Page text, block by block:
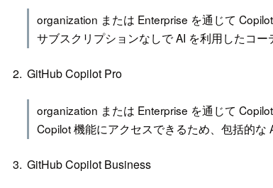
organization または Enterprise を通じて
サブスクリプションなしで AI を利用したコー
GitHub Copilot Pro
organization または Enterprise を通じて
Copilot 機能にアクセスできるため、包括的な
GitHub Copilot Business